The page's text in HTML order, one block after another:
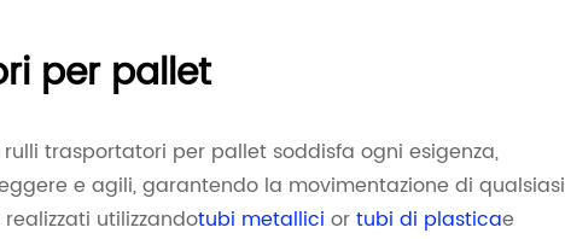
per pallet
trasportatori per pallet soddisfa ogni esigenza,
e agili, garantendo la movimentazione di qualsiasi
utilizzandotubi metallici ortubi di plasticae